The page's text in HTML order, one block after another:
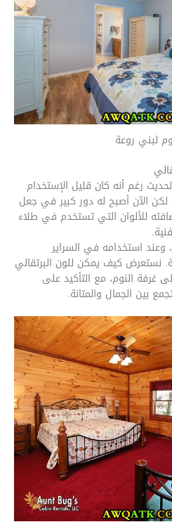
لبني روعة
رغم أنه كان قليل الإستخدام
الآن أصبح له دور كبير في جعل
للألوان التي تستخدم في طلاء
وعند استخدامه في السراير
نستعرض كيف يمكن للون البرتقالي
غرفة النوم، مع التأكيد على
بين الجمال والمتانة.